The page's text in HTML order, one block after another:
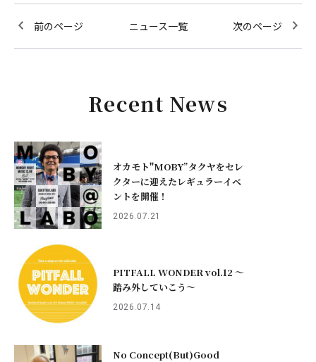
前のページ ニュース一覧 次のページ
Recent News
オカモト"MOBY”タクヤをセレ
クターに迎えたレギュラーイベ
ントを開催！
2026.07.21
PITFALL WONDER vol.12 ～
踏み外していこう〜
2026.07.14
No Concept(But)Good